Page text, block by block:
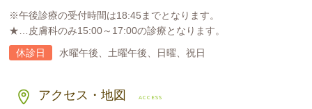
※午後診療の受付時間は18:45までとなります。
★…皮膚科のみ15:00～17:00の診療となります。
休診日
水曜午後、土曜午後、日曜、祝日
アクセス・地図ACCESS